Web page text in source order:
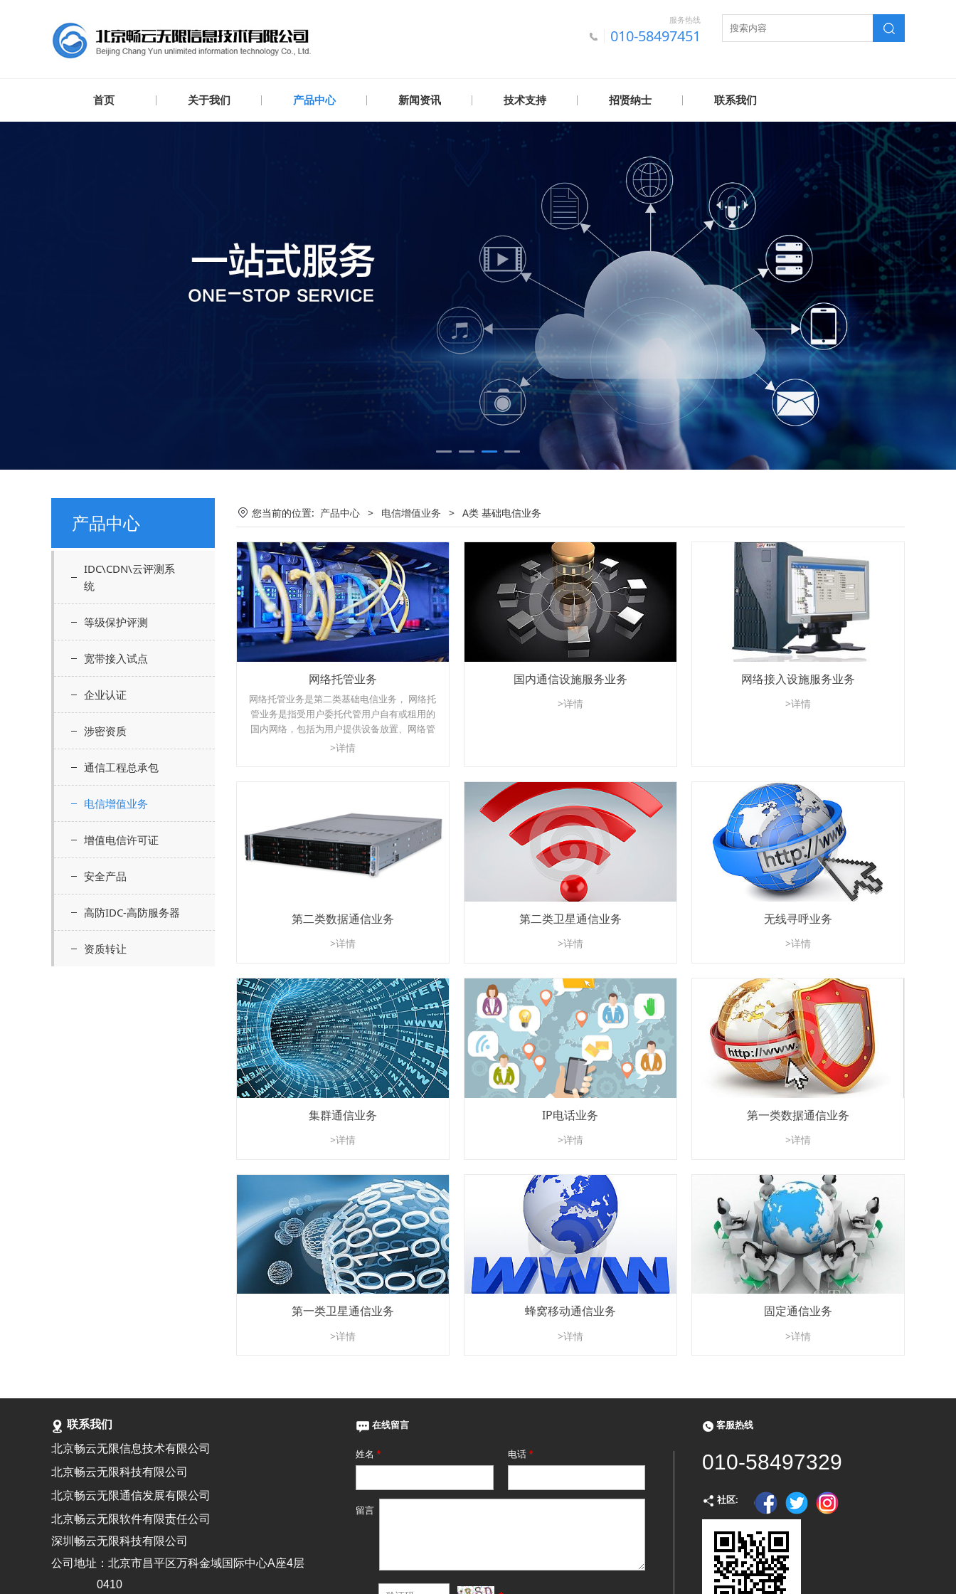
服务热线
010-58497451
首页 关于我们 产品中心 新闻资讯 技术支持 招贤纳士 联系我们
产品中心
IDC\CDN\云评测系
统
等级保护评测
宽带接入试点
企业认证
涉密资质
通信工程总承包
电信增值业务
增值电信许可证
安全产品
高防IDC-高防服务器
资质转让
您当前的位置: 产品中心 > 电信增值业务 > A类 基础电信业务
网络托管业务
网络托管业务是第二类基础电信业务， 网络托
管业务是指受用户委托代管用户自有或租用的
国内网络，包括为用户提供设备放置、网络管
理、运行和维护服务，以及为用户提供互联互
>详情
国内通信设施服务业务
>详情
网络接入设施服务业务
>详情
第二类数据通信业务
>详情
第二类卫星通信业务
>详情
无线寻呼业务
>详情
集群通信业务
>详情
IP电话业务
>详情
第一类数据通信业务
>详情
第一类卫星通信业务
>详情
蜂窝移动通信业务
>详情
固定通信业务
>详情
联系我们
北京畅云无限信息技术有限公司
北京畅云无限科技有限公司
北京畅云无限通信发展有限公司
北京畅云无限软件有限责任公司
深圳畅云无限科技有限公司
公司地址：北京市昌平区万科金域国际中心A座4层
0410
在线留言
姓名 * 电话*
留言
客服热线
010-58497329
社区: